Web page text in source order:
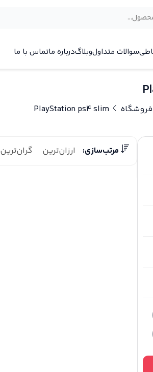
سوالات متداولوبلاگدرباره ماتماس با ما
فروشگاه PlayStation ps4 slim
مرتب‌سازی: ارزان‌ترین گران‌ترین